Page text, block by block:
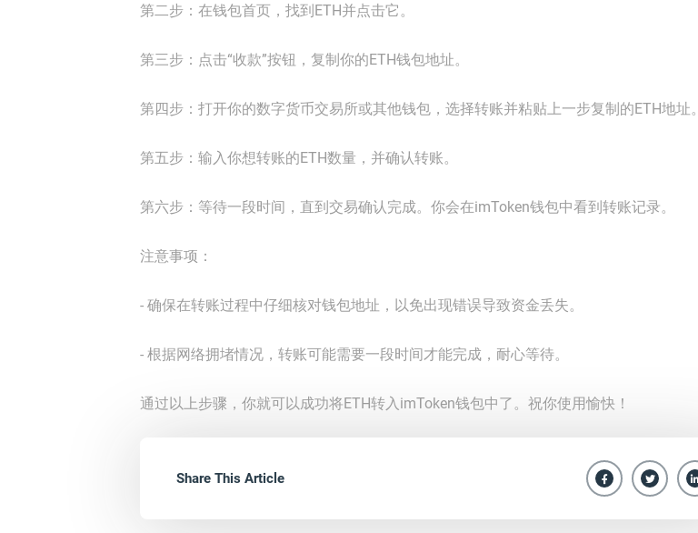
第二步：在钱包首页，找到ETH并点击它。
第三步：点击“收款”按钮，复制你的ETH钱包地址。
第四步：打开你的数字货币交易所或其他钱包，选择转账并粘贴上一步复制的ETH地址。
第五步：输入你想转账的ETH数量，并确认转账。
第六步：等待一段时间，直到交易确认完成。你会在imToken钱包中看到转账记录。
注意事项：
- 确保在转账过程中仔细核对钱包地址，以免出现错误导致资金丢失。
- 根据网络拥堵情况，转账可能需要一段时间才能完成，耐心等待。
通过以上步骤，你就可以成功将ETH转入imToken钱包中了。祝你使用愉快！
Share This Article